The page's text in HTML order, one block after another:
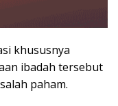
khususnya
ibadah tersebut
paham.